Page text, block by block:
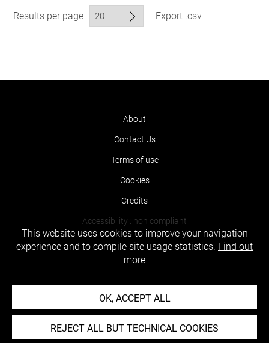
Results per page Export .csv
About
Contact Us
Terms of use
Cookies
Credits
Accessibility : non compliant
This website uses cookies to improve your navigation
experience and to compile site usage statistics. Find out
more
OK, ACCEPT ALL
REJECT ALL BUT TECHNICAL COOKIES